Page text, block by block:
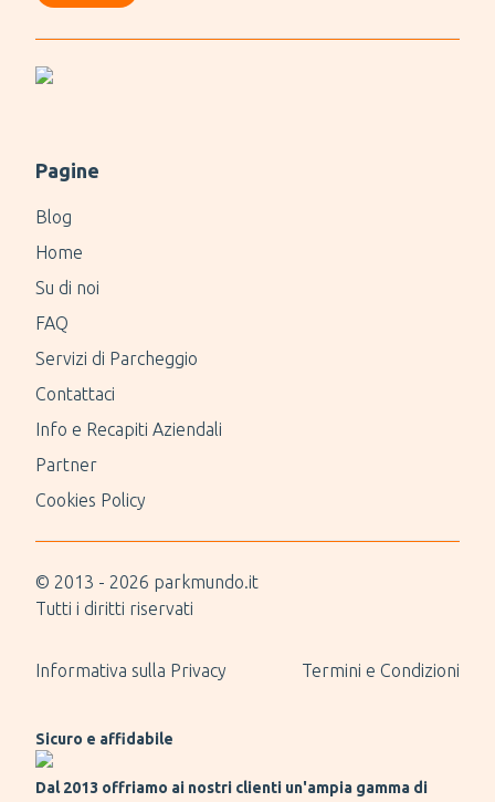
Pagine
Blog
Home
Su di noi
FAQ
Servizi di Parcheggio
Contattaci
Info e Recapiti Aziendali
Partner
Cookies Policy
© 2013 - 2026 parkmundo.it
Tutti i diritti riservati
Informativa sulla Privacy Termini e Condizioni
Sicuro e affidabile
Dal 2013 offriamo ai nostri clienti un'ampia gamma di